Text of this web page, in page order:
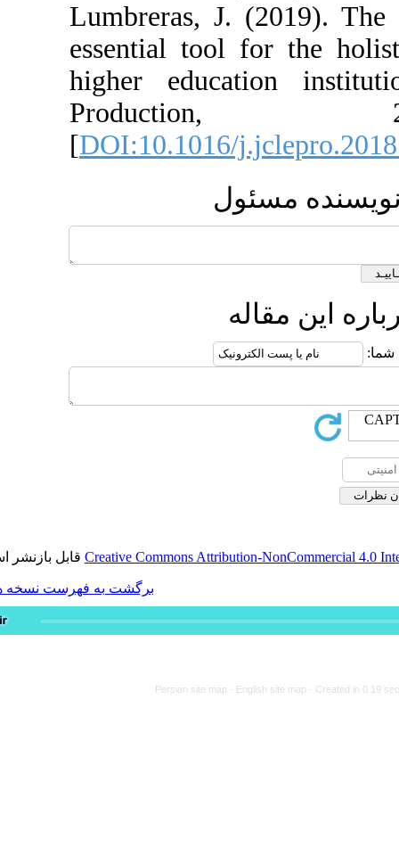
Lumbreras, J.
essential tool
higher
[DOI:10.1016/
Creative Commonsقابل بازنشر است.
برگشت به فهرست نسخه ها
Persian site map -